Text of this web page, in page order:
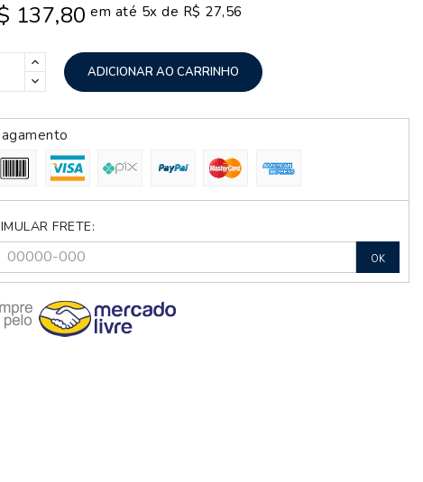
137,80 em até 5x de R$ 27,56
ADICIONAR AO CARRINHO
FRETE:
OK